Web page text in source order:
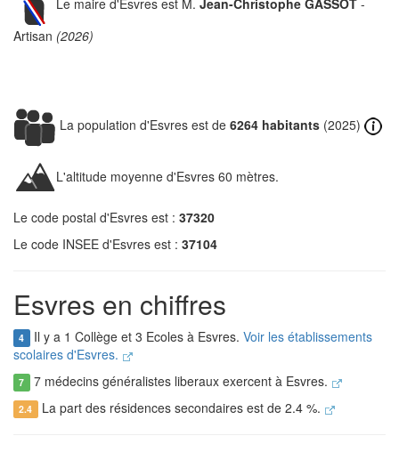
Artisan (2026)
La population d'Esvres est de 6264 habitants (2025)
L'altitude moyenne d'Esvres 60 mètres.
Le code postal d'Esvres est : 37320
Le code INSEE d'Esvres est : 37104
Esvres en chiffres
4 Il y a 1 Collège et 3 Ecoles à Esvres. Voir les établissements
scolaires d'Esvres.
7 7 médecins généralistes liberaux exercent à Esvres.
2.4 La part des résidences secondaires est de 2.4 %.